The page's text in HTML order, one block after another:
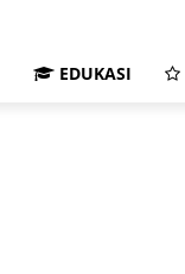
EDUKASI